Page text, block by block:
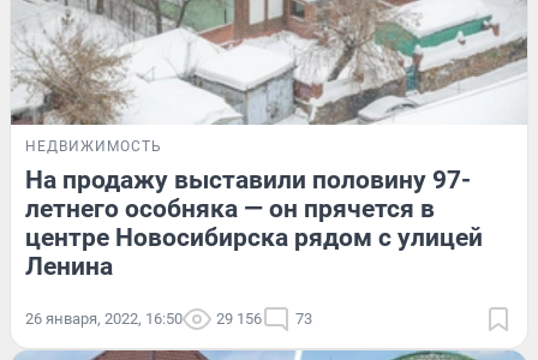
НЕДВИЖИМОСТЬ
На продажу выставили половину 97-
летнего особняка — он прячется в
центре Новосибирска рядом с улицей
Ленина
26 января, 2022, 16:50 29 156 73